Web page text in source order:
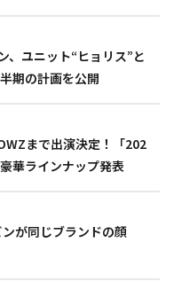
、ユニット“ヒョリス”と
期の計画を公開
まで出演決定！「202
華ラインナップ発表
が同じブランドの顔